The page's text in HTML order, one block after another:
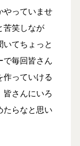
やっていませ
苦笑しなが
てちょっと
で毎回皆さん
作っていける
皆さんにいろ
たらなと思い